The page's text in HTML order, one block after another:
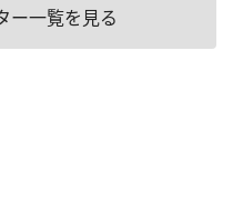
ー一覧を見る